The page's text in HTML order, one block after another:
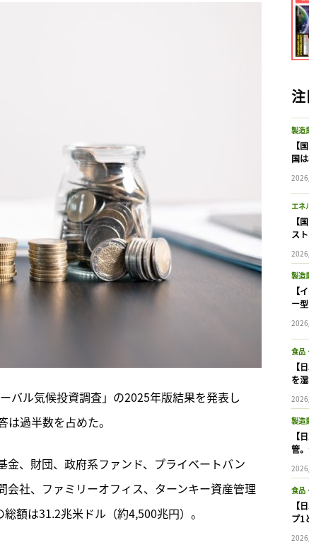
バル気候投資調査」の2025年版結果を発表し
過半数を占めた。
、財団、政府系ファンド、プライベートバン
社、ファミリーオフィス、ターンキー資産管理
額は31.2兆米ドル（約4,500兆円）。
製造
【
国
エネ
【
ス
製造
【
ー
食品
【
を
製造
【
管
食品
【
プ1